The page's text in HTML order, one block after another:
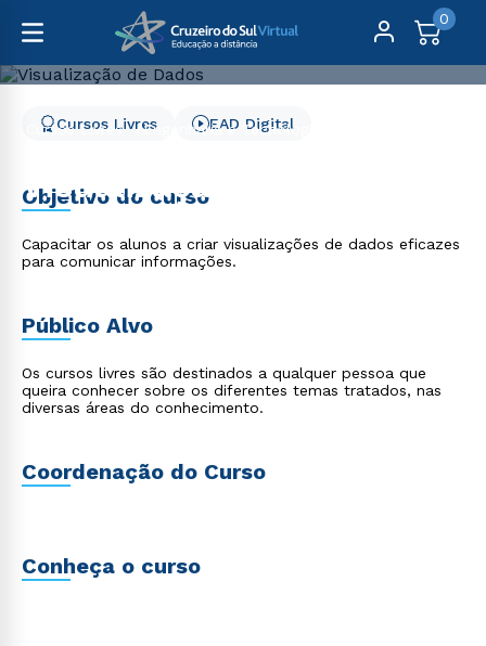
0
Cursos Livres
Engenharia e Tecnologia
Visualização de Dados
Cursos Livres EAD Digital
Objetivo do curso
Capacitar os alunos a criar visualizações de dados eficazes
para comunicar informações.
Público Alvo
Os cursos livres são destinados a qualquer pessoa que
queira conhecer sobre os diferentes temas tratados, nas
diversas áreas do conhecimento.
Coordenação do Curso
Conheça o curso